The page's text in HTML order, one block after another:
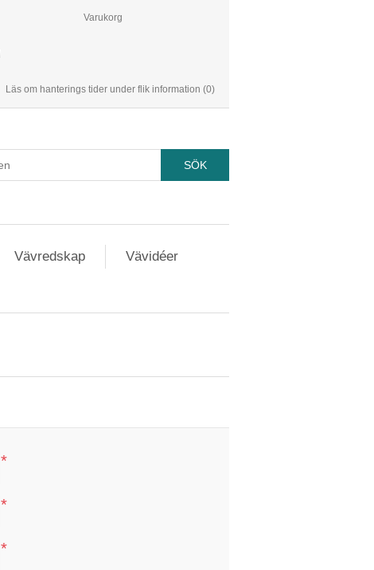
Varukorg
Läs om hanterings tider under flik information (0)
Vävredskap
Vävidéer
*
*
*